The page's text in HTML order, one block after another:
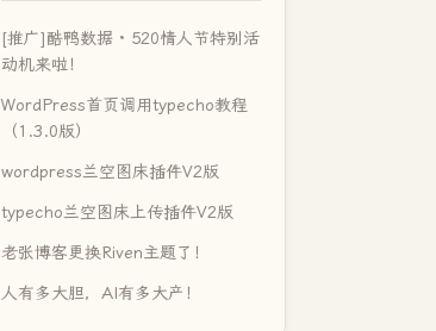
[推广]酷鸭数据 · 520情人节特别活
动机来啦！
WordPress首页调用typecho教程
（1.3.0版）
wordpress兰空图床插件V2版
typecho兰空图床上传插件V2版
老张博客更换Riven主题了！
人有多大胆，AI有多大产！